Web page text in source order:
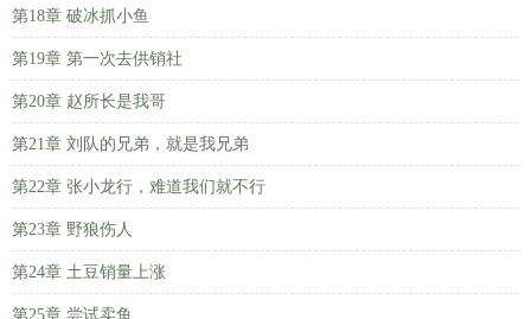
第18章 破冰抓小鱼
第19章 第一次去供销社
第20章 赵所长是我哥
第21章 刘队的兄弟，就是我兄弟
第22章 张小龙行，难道我们就不行
第23章 野狼伤人
第24章 土豆销量上涨
第25章 尝试卖鱼